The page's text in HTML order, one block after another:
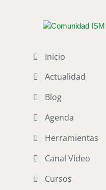
Inicio
Actualidad
Blog
Agenda
Herramientas
Canal Vídeo
Cursos